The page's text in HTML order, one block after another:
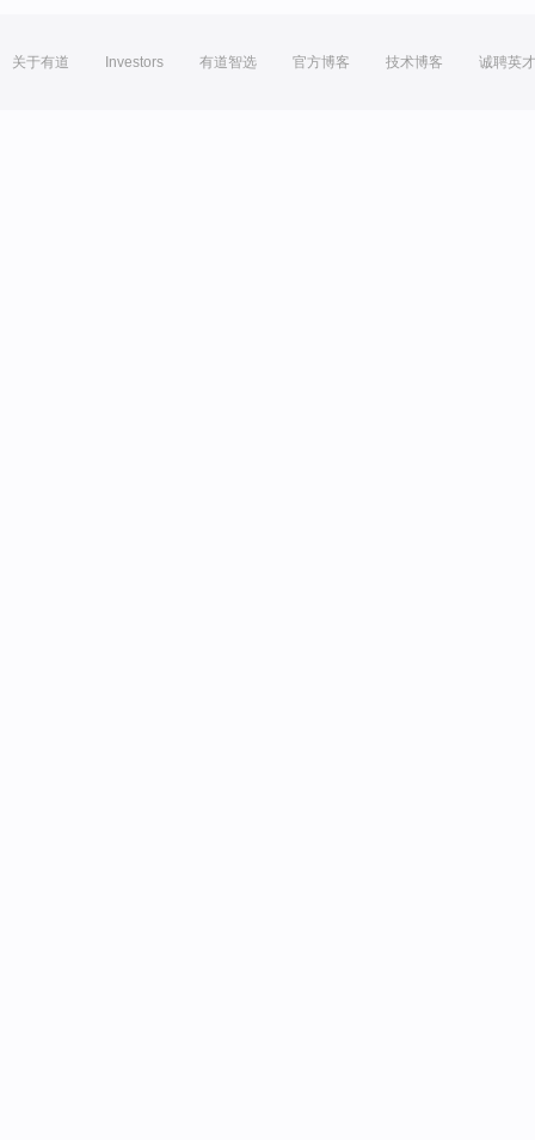
关于有道 Investors 有道智选 官方博客 技术博客 诚聘英才